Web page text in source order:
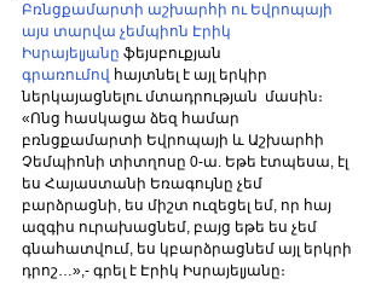
Բռնցքամարտի աշխարհի ու Եվրոպայի
այս տարվա չեմպիոն Էրիկ
Իսրայելյանը ֆեյսբուքյան
գրառումով հայտնել է այլ երկիր
ներկայացնելու մտադրության  մասին։
«Ոնց հասկացա ձեզ համար
բռնցքամարտի Եվրոպայի և Աշխարհի
Չեմպիոնի տիտղոսը 0-ա. Եթե էտպեսա, էլ
ես Հայաստանի Եռագույնը չեմ
բարձրացնի, ես միշտ ուզեցել եմ, որ հայ
ազգիս ուրախացնեմ, բայց եթե ես չեմ
գնահատվում, ես կբարձրացնեմ այլ երկրի
դրոշ…»,- գրել է Էրիկ Իսրայելյանը։